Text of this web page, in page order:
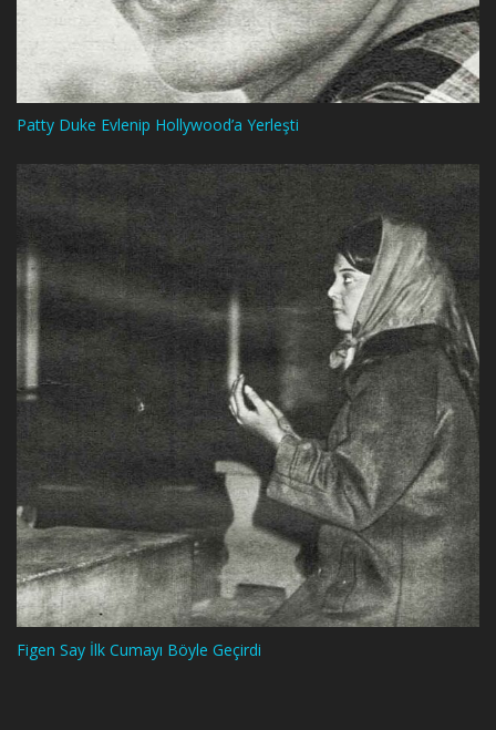
Patty Duke Evlenip Hollywood’a Yerleşti
Figen Say İlk Cumayı Böyle Geçirdi